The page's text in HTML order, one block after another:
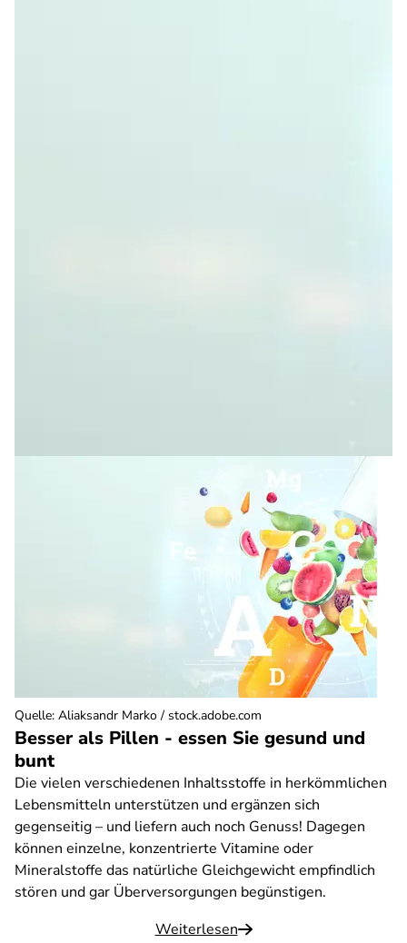
Besser als Pillen - essen Sie gesund und
bunt
Die vielen verschiedenen Inhaltsstoffe in herkömmlichen
Lebensmitteln unterstützen und ergänzen sich
gegenseitig – und liefern auch noch Genuss! Dagegen
können einzelne, konzentrierte Vitamine oder
Mineralstoffe das natürliche Gleichgewicht empfindlich
stören und gar Überversorgungen begünstigen.
Weiterlesen
Quelle: Aliaksandr Marko / stock.adobe.com